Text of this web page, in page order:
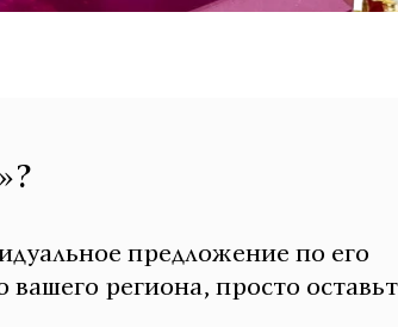
предложение по его
региона, просто